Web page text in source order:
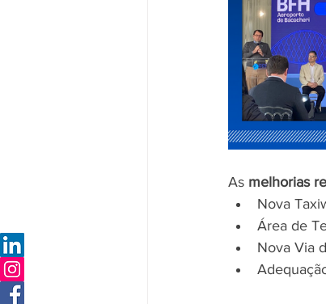
As melhorias
Nova
Área de
Nova Via